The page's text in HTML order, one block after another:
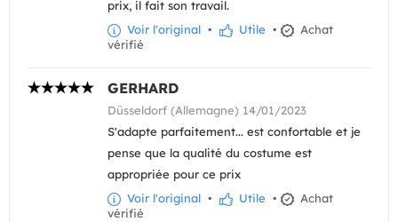
prix, il fait son travail.
Voir l'original • Utile •
Achat
vérifié
GERHARD
Düsseldorf (Allemagne) 14/01/2023
S'adapte parfaitement... est confortable et je
pense que la qualité du costume est
appropriée pour ce prix
Voir l'original • Utile •
Achat
vérifié